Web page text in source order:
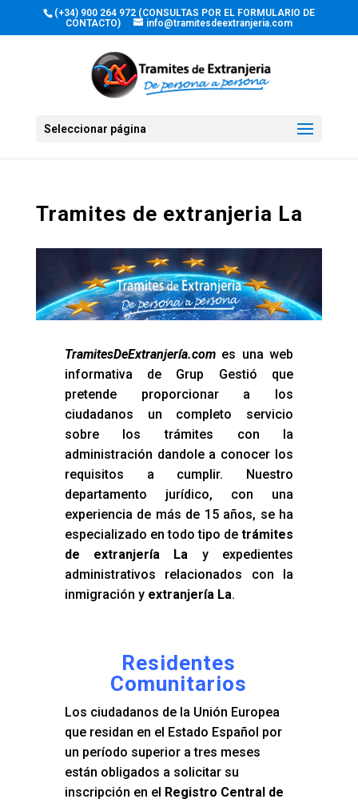
(+34) 900 264 972 (CONSULTAS POR EL FORMULARIO DE
CONTACTO)
info@tramitesdeextranjeria.com
Seleccionar página
Tramites de extranjeria La
TramitesDeExtranjería.comes una web
informativa de Grup Gestió que
pretende proporcionar a los
ciudadanos un completo servicio
sobre los trámites con la
administración dandole a conocer los
requisitos a cumplir. Nuestro
departamento jurídico, con una
experiencia de más de 15 años, se ha
especializado en todo tipo detrámites
de extranjería La y expedientes
administrativos relacionados con la
inmigración y extranjería La.
Residentes
Comunitarios
Los ciudadanos de la Unión Europea
que residan en el Estado Español por
un período superior a tres meses
están obligados a solicitar su
inscripción en el Registro Central de